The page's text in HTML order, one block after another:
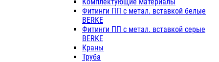
Фитинги ПП с метал. вставкой белые
BERKE
Фитинги ПП с метал. вставкой серые
BERKE
Краны
Труба